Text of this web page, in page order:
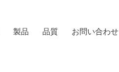
製品 品質 お問い合わせ